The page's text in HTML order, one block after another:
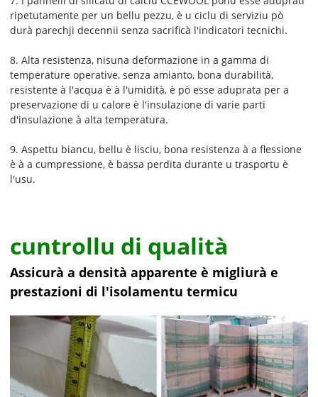
ripetutamente per un bellu pezzu, è u ciclu di serviziu pò
durà parechji decennii senza sacrificà l'indicatori tecnichi.
8. Alta resistenza, nisuna deformazione in a gamma di
temperature operative, senza amianto, bona durabilità,
resistente à l'acqua è à l'umidità, è pò esse aduprata per a
preservazione di u calore è l'insulazione di varie parti
d'insulazione à alta temperatura.
9. Aspettu biancu, bellu è lisciu, bona resistenza à a flessione
è à a cumpressione, è bassa perdita durante u trasportu è
l'usu.
cuntrollu di qualità
Assicurà a densità apparente è migliurà e
prestazioni di l'isolamentu termicu